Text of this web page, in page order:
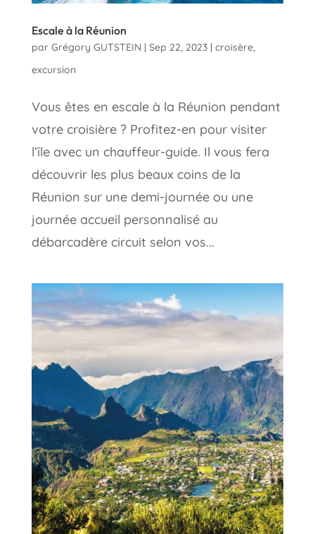
Escale à la Réunion
par Grégory GUTSTEIN | Sep 22, 2023| croisère,
excursion
Vous êtes en escale à la Réunion pendant
votre croisière ? Profitez-en pour visiter
l’île avec un chauffeur-guide. Il vous fera
découvrir les plus beaux coins de la
Réunion sur une demi-journée ou une
journée accueil personnalisé au
débarcadère circuit selon vos...